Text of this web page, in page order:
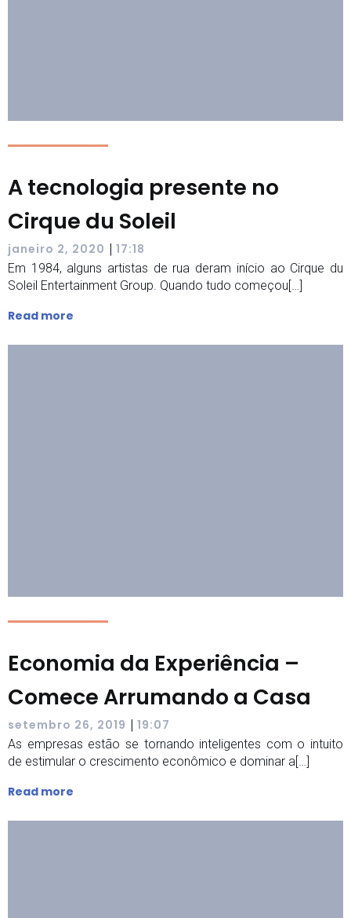
A tecnologia presente no
Cirque du Soleil
janeiro 2, 2020 | 17:18
Em 1984, alguns artistas de rua deram início ao Cirque du
Soleil Entertainment Group. Quando tudo começou[…]
Read more
Economia da Experiência –
Comece Arrumando a Casa
setembro 26, 2019 | 19:07
As empresas estão se tornando inteligentes com o intuito
de estimular o crescimento econômico e dominar a[…]
Read more